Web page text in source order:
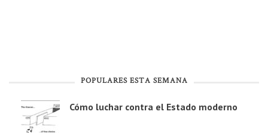
POPULARES ESTA SEMANA
Cómo luchar contra el Estado moderno